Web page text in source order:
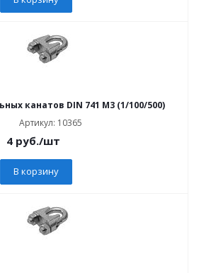
канатов DIN 741 M3 (1/100/500)
Артикул: 10365
4 руб./шт
В корзину